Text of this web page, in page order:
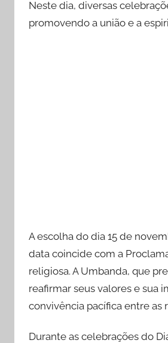
Neste dia, diversas
promovendo a união e a
A escolha do dia 15 de
data coincide com a
religiosa. A Umbanda, que
reafirmar seus valores e sua
convivência pacífica entre as
Durante as celebrações do